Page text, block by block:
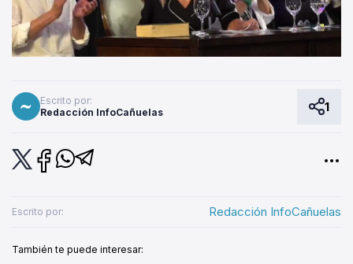
Escrito por:
Redacción InfoCañuelas
1
Escrito por: Redacción InfoCañuelas
También te puede interesar: